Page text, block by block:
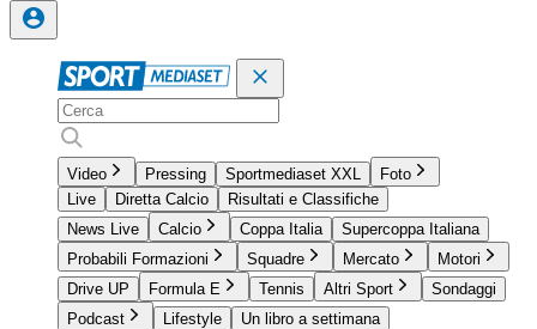
Video Pressing Sportmediaset XXL
Foto
Live
Diretta Calcio
Risultati e Classifiche
News Live
Calcio Coppa Italia
Supercoppa Italiana
Probabili Formazioni
Squadre Mercato
Motori
Drive UP
Formula E Tennis Altri Sport
Sondaggi
Podcast
Lifestyle
Un libro a settimana